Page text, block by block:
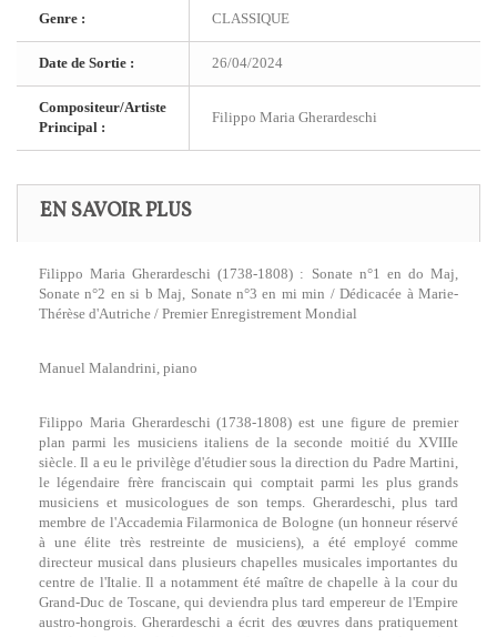
Genre : CLASSIQUE
Date de Sortie : 26/04/2024
Compositeur/Artiste
Principal :
Filippo Maria Gherardeschi
EN SAVOIR PLUS
Filippo Maria Gherardeschi (1738-1808) : Sonate n°1 en do Maj,
Sonate n°2 en si b Maj, Sonate n°3 en mi min / Dédicacée à Marie-
Thérèse d'Autriche / Premier Enregistrement Mondial
Manuel Malandrini, piano
Filippo Maria Gherardeschi (1738-1808) est une figure de premier
plan parmi les musiciens italiens de la seconde moitié du XVIIIe
siècle. Il a eu le privilège d'étudier sous la direction du Padre Martini,
le légendaire frère franciscain qui comptait parmi les plus grands
musiciens et musicologues de son temps. Gherardeschi, plus tard
membre de l'Accademia Filarmonica de Bologne (un honneur réservé
à une élite très restreinte de musiciens), a été employé comme
directeur musical dans plusieurs chapelles musicales importantes du
centre de l'Italie. Il a notamment été maître de chapelle à la cour du
Grand-Duc de Toscane, qui deviendra plus tard empereur de l'Empire
austro-hongrois. Gherardeschi a écrit des œuvres dans pratiquement